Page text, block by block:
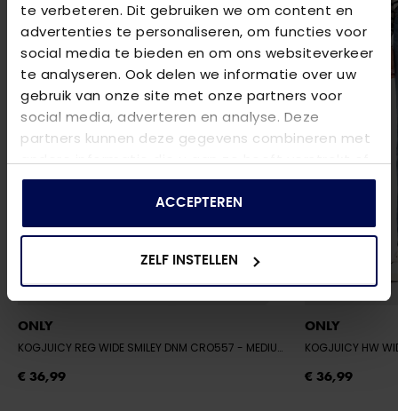
te verbeteren. Dit gebruiken we om content en
advertenties te personaliseren, om functies voor
social media te bieden en om ons websiteverkeer
te analyseren. Ook delen we informatie over uw
gebruik van onze site met onze partners voor
social media, adverteren en analyse. Deze
partners kunnen deze gegevens combineren met
andere informatie die u aan ze heeft verstrekt of
die ze hebben verzameld op basis van uw gebruik
ACCEPTEREN
ZELF INSTELLEN
ONLY
KOGJUICY REG WIDE SMILEY DNM CRO557 - MEDIUM BLUE DENIM/NAS365
€ 36,99
ONLY
KOGJUICY HW
€ 36,99